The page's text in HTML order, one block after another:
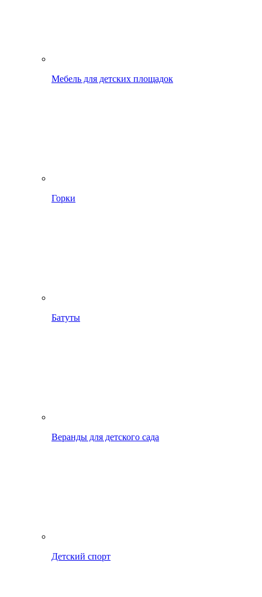
Мебель для детских площадок
Горки
Батуты
Веранды для детского сада
Детский спорт